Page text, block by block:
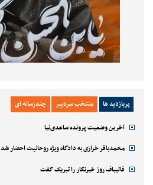
پربازدید ها منتخب سردبیر چندرسانه ای
آخرین وضعیت پرونده ساعدی‌نیا
محمدباقر خرازی به دادگاه ویژه روحانیت احضار شد
قالیباف روز خبرنگار را تبریک گفت